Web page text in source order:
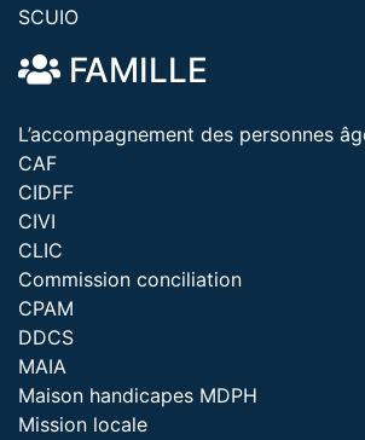
SCUIO
FAMILLE
L’accompagnement des personnes
CAF
CIDFF
CIVI
CLIC
Commission conciliation
CPAM
DDCS
MAIA
Maison handicapes MDPH
Mission locale